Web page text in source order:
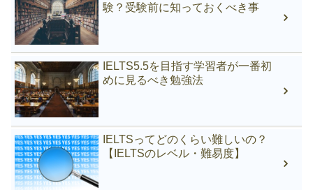
験？受験前に知っておくべき事
IELTS5.5を目指す学習者が一番初
めに見るべき勉強法
IELTSってどのくらい難しいの？
【IELTSのレベル・難易度】